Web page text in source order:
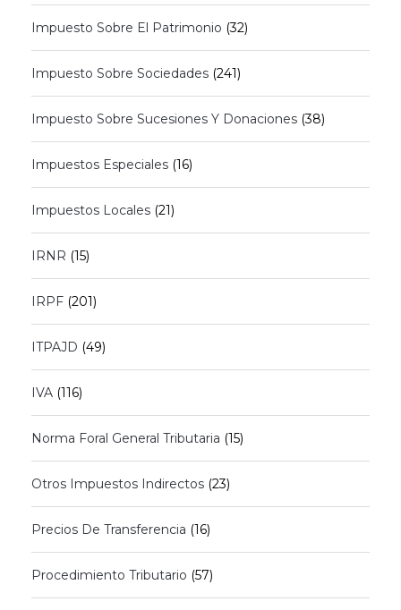
Impuesto Sobre El Patrimonio (32)
Impuesto Sobre Sociedades (241)
Impuesto Sobre Sucesiones Y Donaciones (38)
Impuestos Especiales (16)
Impuestos Locales (21)
IRNR (15)
IRPF (201)
ITPAJD (49)
IVA (116)
Norma Foral General Tributaria (15)
Otros Impuestos Indirectos (23)
Precios De Transferencia (16)
Procedimiento Tributario (57)